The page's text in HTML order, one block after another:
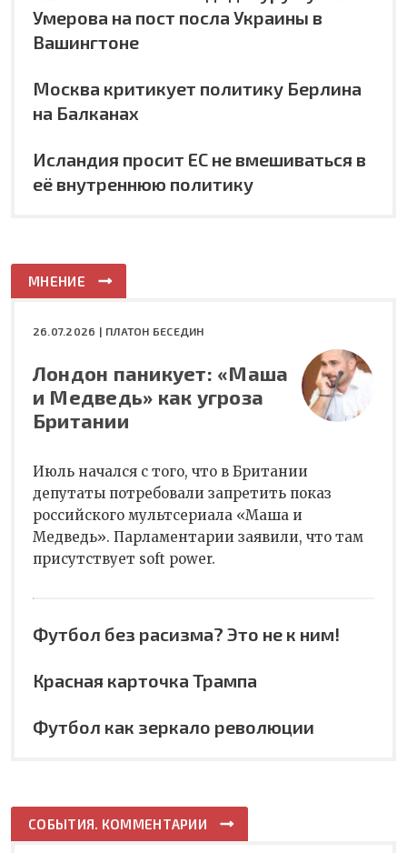
Умерова на пост посла Украины в
Вашингтоне
Москва критикует политику Берлина
на Балканах
Исландия просит ЕС не вмешиваться в
её внутреннюю политику
МНЕНИЕ
26.07.2026 | ПЛАТОН БЕСЕДИН
Лондон паникует: «Маша
и Медведь» как угроза
Британии
Июль начался с того, что в Британии
депутаты потребовали запретить показ
российского мультсериала «Маша и
Медведь». Парламентарии заявили, что там
присутствует soft power.
Футбол без расизма? Это не к ним!
Красная карточка Трампа
Футбол как зеркало революции
СОБЫТИЯ. КОММЕНТАРИИ